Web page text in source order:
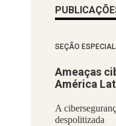
SEÇÃO ESPECIAL
Ameaças
América
A
despolitizada